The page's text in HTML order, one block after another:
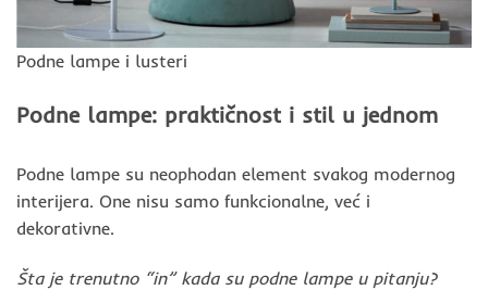
Podne lampe i lusteri
Podne lampe: praktičnost i stil u jednom
Podne lampe su neophodan element svakog modernog
interijera. One nisu samo funkcionalne, već i
dekorativne.
Šta je trenutno “in” kada su podne lampe u pitanju?